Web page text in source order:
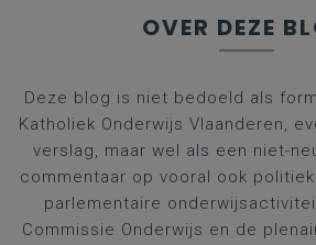
OVER DEZE
Deze blog is niet bedoeld als
Katholiek Onderwijs Vlaanderen,
verslag, maar wel als een niet-
commentaar op vooral ook
parlementaire
Commissie Onderwijs en de